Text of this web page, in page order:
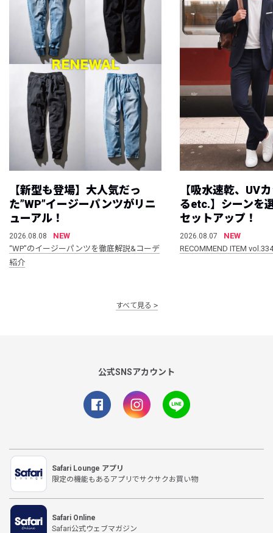
【新型も登場】大人気だっ
た”WP”イージーパンツがリニ
ューアル！
2026.08.08
NEW
“WP”のイージーパンツを徹底解説&コーデ
紹介
【吸水速乾、UV
るetc.】シーンを
セットアップ！
2026.08.07
NEW
RECOMMEND ITEM vol.334
すべて見る
公式SNSアカウント
Safari Lounge アプリ
限定の機能もあるアプリでサクサクお買い物
Safari Online
Safari公式ウェブマガジン